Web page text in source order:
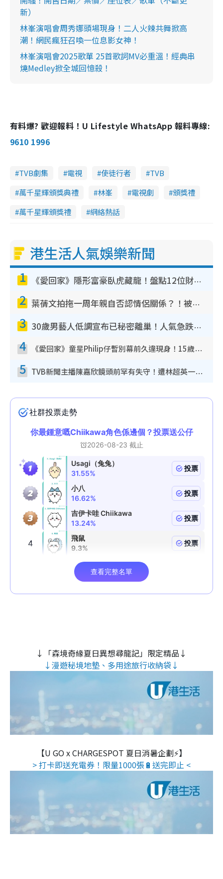
新）
林峯演唱會周秀娜頭場現身！二人火辣共舞掀高
潮！網民瘋狂召喚一位息影女神！
林峯演唱會2025歌單 25首歌詞MV必重溫！經典串
燒Medley掀全城回憶殺！
有料爆? 歡迎報料！U Lifestyle WhatsApp 報料專線:
9610 1996
TVB劇集 電視 使徒行者
TVB
萬千星輝頒獎典禮
林峯 電視劇
頒獎禮
萬千星輝頒獎禮
網絡熱話
港生活人氣娛樂新聞
1 《愛回家》隱形富豪臥虎藏龍！盤點12位財氣逼人的有錢藝人：呢位靚女3億身家唔憂做
2 葉蒨文拍拖一周年親自否認情侶關係？！被質疑感情造假竟稱GM「普通同事」
3 30歲男藝人低調宣布已秘密離巢！人氣急跌變失蹤人口︰「這幾年過得並不容易」
4 《愛回家》童星Philip仔暫別幕前久違現身！15歲近況暴風長高蛻變帥氣少男
5 TVB新聞主播陳嘉欣鏡頭前罕有失守！遭林超英一句說話突襲嚇親當場大笑
↓「森境奇緣夏日異想尋龍記」限定精品↓
↓漫遊秘境地墊、多用途旅行收納袋↓
【U GO x CHARGESPOT 夏日消暑企劃⚡】
> 打卡即送充電券！限量1000張🔋送完即止 <